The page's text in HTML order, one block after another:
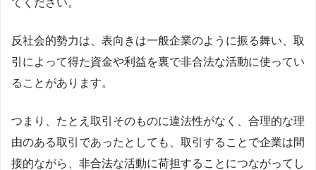
てください。
反社会的勢力は、表向きは一般企業のように振る舞い、取
引によって得た資金や利益を裏で非合法な活動に使ってい
ることがあります。
つまり、たとえ取引そのものに違法性がなく、合理的な理
由のある取引であったとしても、取引することで企業は間
接的ながら、非合法な活動に荷担することにつながってし